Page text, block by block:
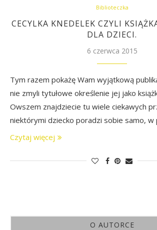
Biblioteczka
CECYLKA KNEDELEK CZYLI
DLA DZIECI.
6 czerwca 2015
Tym razem pokażę Wam wyjątkową
nie zmyli tytułowe określenie jej jako
Owszem znajdziecie tu wiele ciekawych
niektórymi dziecko poradzi sobie samo, w
Czytaj więcej
O AUTORCE